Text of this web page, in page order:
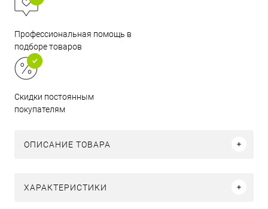
Профессиональная помощь в
подборе товаров
Скидки постоянным
покупателям
ОПИСАНИЕ ТОВАРА
ХАРАКТЕРИСТИКИ